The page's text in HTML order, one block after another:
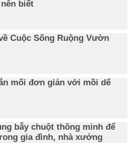
biết
Cuộc Sống Ruộng Vườn
mối đơn giản với mồi dế
bẫy chuột thông minh để
gia đình, nhà xưởng